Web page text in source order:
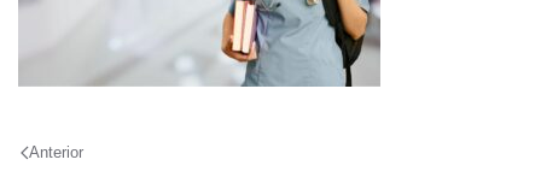
Anterior